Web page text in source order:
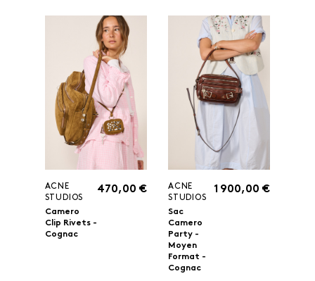
ACNE
STUDIOS
Camero
Clip Rivets -
Cognac
470,00 €
ACNE
STUDIOS
Sac
Camero
Party -
Moyen
Format -
Cognac
1 900,00 €